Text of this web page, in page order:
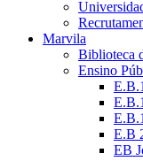
Marvila
Biblioteca
Ensino
E.B
EB